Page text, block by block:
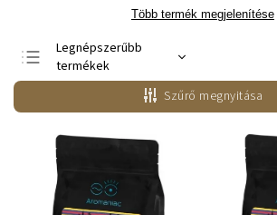
Több termék megjelenítése
Legnépszerűbb
termékek
Legolcsóbb elöl
Legdrágább
ABC szerint
Szűrő megnyitása